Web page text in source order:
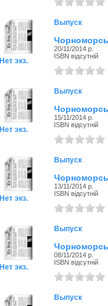
Нет экз.
Выпуск
20/11/2014 р.
ISBN відсутній
Нет экз.
Выпуск
15/11/2014 р.
ISBN відсутній
Нет экз.
Выпуск
13/11/2014 р.
ISBN відсутній
Нет экз.
Выпуск
08/11/2014 р.
ISBN відсутній
Выпуск